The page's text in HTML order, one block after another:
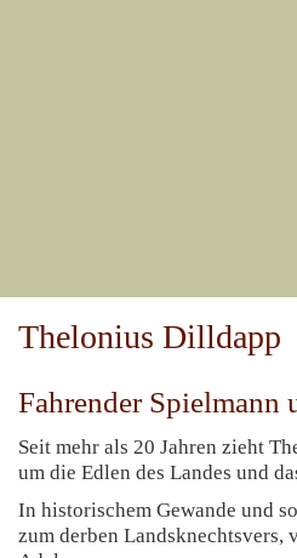
Thelonius Dilldapp
Fahrender Spielmann
Seit mehr als 20 Jahren zieht
um die Edlen des Landes und
In historischem Gewande und
zum derben